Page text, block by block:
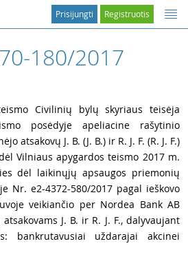
Registruotis
Prisijungti
180/2017
Civilinių bylų skyriaus teisėja
posėdyje apeliacine rašytinio
atsakovų J. B. (J. B.) ir R. J. F. (R. J. F.)
Vilniaus apygardos teismo 2017 m.
dėl laikinųjų apsaugos priemonių
Nr. e2-4372-580/2017 pagal ieškovo
veikiančio per Nordea Bank AB
J. B. ir R. J. F., dalyvaujant
bankrutavusiai uždarajai akcinei